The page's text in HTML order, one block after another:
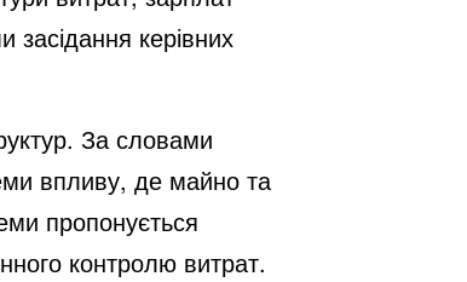
засідання керівних
За словами
впливу, де майно та
пропонується
контролю витрат.